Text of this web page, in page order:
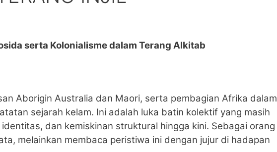
serta Kolonialisme dalam Terang Alkitab
Aborigin Australia dan Maori, serta pembagian Afrika dalam
sejarah kelam. Ini adalah luka batin kolektif yang masih
dan kemiskinan struktural hingga kini. Sebagai orang
melainkan membaca peristiwa ini dengan jujur di hadapan